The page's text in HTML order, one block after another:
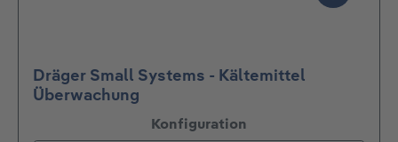
Dräger Small Systems - Kältemittel
Überwachung
Konfiguration